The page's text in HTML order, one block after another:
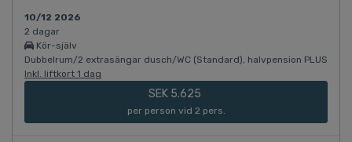
10/12 2026
2 dagar
Kör-själv
Dubbelrum/2 extrasängar dusch/WC (Standard), halvpension PLUS
Inkl. liftkort 1 dag
SEK 5.625
per person vid 2 pers.